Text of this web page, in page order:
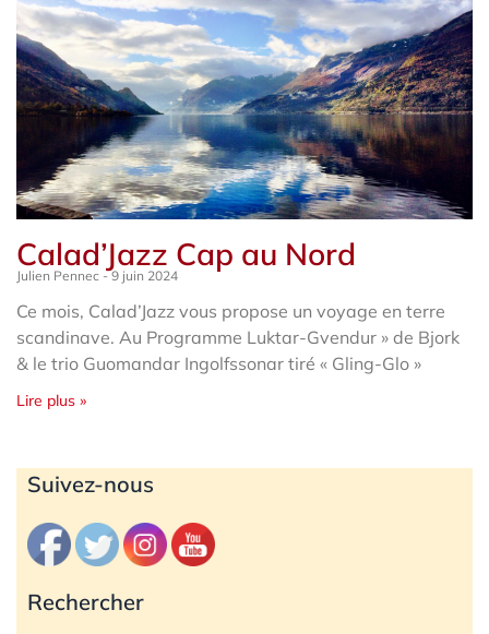
Calad’Jazz Cap au Nord
Julien Pennec 9 juin 2024
Ce mois, Calad’Jazz vous propose un voyage en terre
scandinave. Au Programme Luktar-Gvendur » de Bjork
& le trio Guomandar Ingolfssonar tiré « Gling-Glo »
Lire plus »
Suivez-nous
Rechercher
Archives